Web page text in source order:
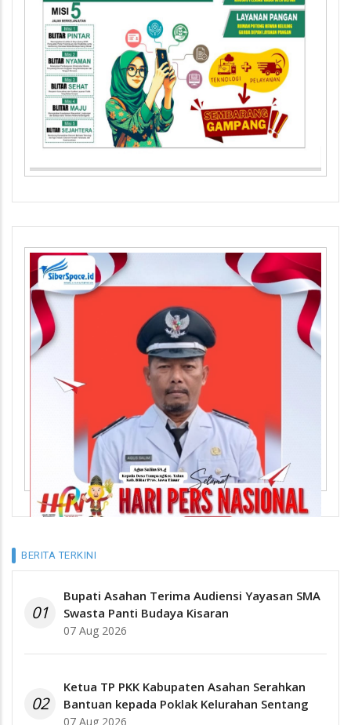
BERITA TERKINI
01
Bupati Asahan Terima Audiensi Yayasan SMA
Swasta Panti Budaya Kisaran
07 Aug 2026
02
Ketua TP PKK Kabupaten Asahan Serahkan
Bantuan kepada Poklak Kelurahan Sentang
07 Aug 2026